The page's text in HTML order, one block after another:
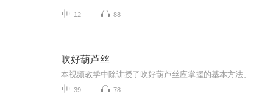
12 88
吹好葫芦丝
39 78